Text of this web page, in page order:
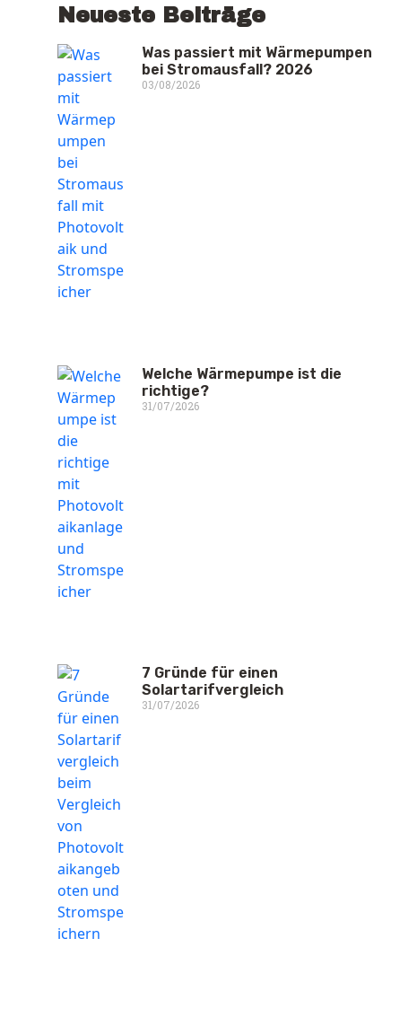
Neueste Beiträge
Was passiert mit Wärmepumpen
bei Stromausfall? 2026
03/08/2026
Welche Wärmepumpe ist die
richtige?
31/07/2026
7 Gründe für einen
Solartarifvergleich
31/07/2026